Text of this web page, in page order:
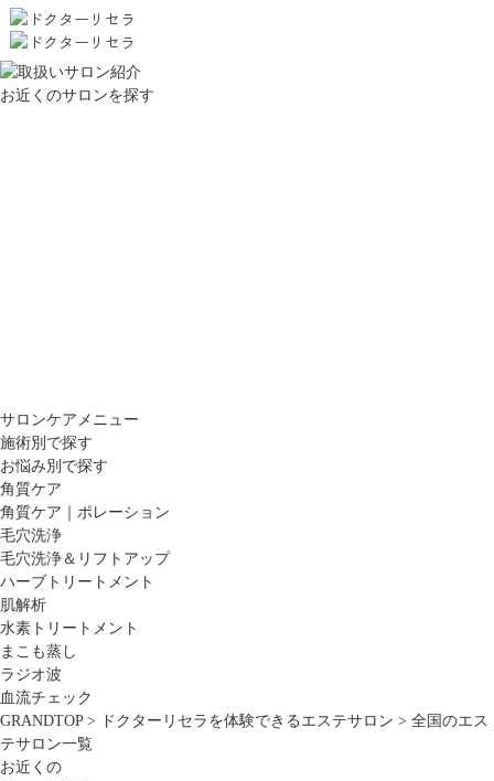
お近くのサロンを探す
サロンケアメニュー
施術別で探す
お悩み別で探す
角質ケア
角質ケア｜ポレーション
毛穴洗浄
毛穴洗浄＆リフトアップ
ハーブトリートメント
肌解析
水素トリートメント
まこも蒸し
ラジオ波
血流チェック
GRANDTOP> ドクターリセラを体験できるエステサロン > 全国のエス
テサロン一覧
お近くの